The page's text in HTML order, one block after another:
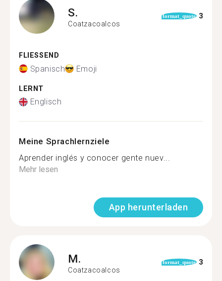
S.
Coatzacoalcos
format_quote 3
FLIESSEND
Spanisch Emoji
LERNT
Englisch
Meine Sprachlernziele
Aprender inglés y conocer gente nuev...
Mehr lesen
App herunterladen
M.
Coatzacoalcos
format_quote 3